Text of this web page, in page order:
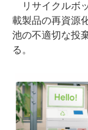
リサイクルボ
載製品の再資源
池の不適切な投
る。